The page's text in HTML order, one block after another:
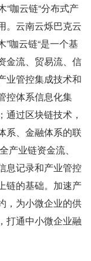
“咖云链“分布式产
。云南云烁巴克云
咖云链“是一个基
金流、贸易流、信
业管控集成技术和
控体系信息化集
通过区块链技术，
系、金融体系的联
产业链资金流、
息记录和产业管控
链的基础。加速产
，为小微企业的供
打通中小微企业融